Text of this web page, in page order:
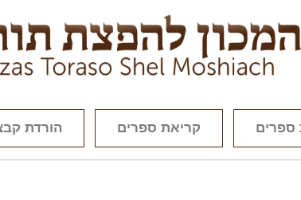
ספרים קריאת ספרים הורדת